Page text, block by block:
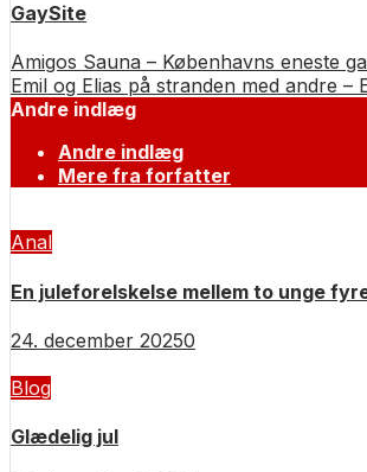
GaySite
Amigos Sauna – Københavns eneste
Emil og Elias på stranden med andre –
Andre indlæg
Andre indlæg
Mere fra forfatter
Anal
En juleforelskelse mellem to unge
24. december 20250
Blog
Glædelig jul